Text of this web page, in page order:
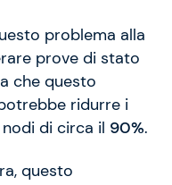
problema alla
prove di stato
che questo
ridurre i
di circa il 90%.
questo